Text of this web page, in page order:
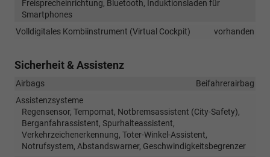
Freisprecheinrichtung, Bluetooth, Induktionsladen für
Smartphones
Volldigitales Kombiinstrument (Virtual Cockpit)
vorhanden
Sicherheit & Assistenz
Airbags
Beifahrerairbag
Assistenzsysteme
Regensensor, Tempomat, Notbremsassistent (City-Safety),
Berganfahrassistent, Spurhalteassistent,
Verkehrzeichenerkennung, Toter-Winkel-Assistent,
Notrufsystem, Abstandswarner, Geschwindigkeitsbegrenzer